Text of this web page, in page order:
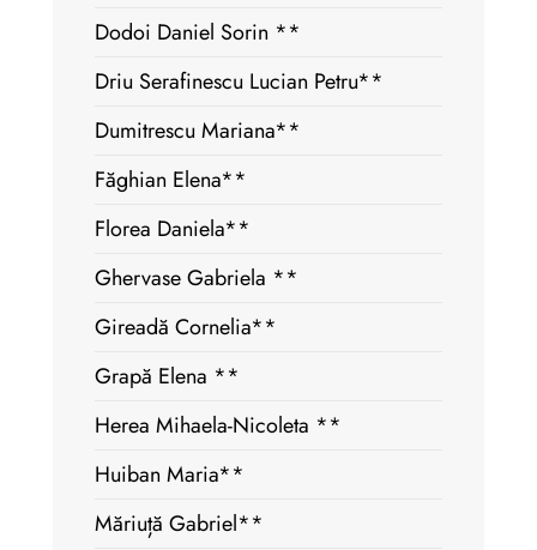
Dodoi Daniel Sorin **
Driu Serafinescu Lucian Petru**
Dumitrescu Mariana**
Făghian Elena**
Florea Daniela**
Ghervase Gabriela **
Gireadă Cornelia**
Grapă Elena **
Herea Mihaela-Nicoleta **
Huiban Maria**
Măriuță Gabriel**